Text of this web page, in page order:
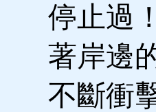
停止過
著岸邊
不斷衝